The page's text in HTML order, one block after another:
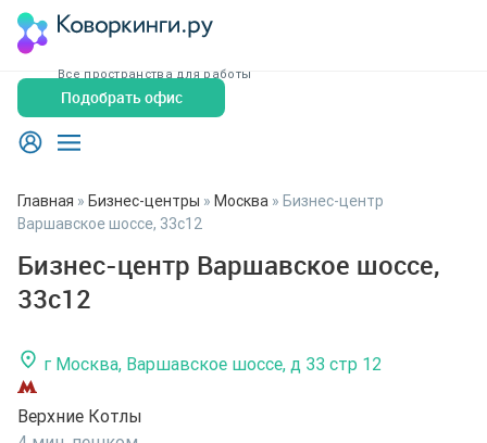
Все пространства для работы
Подобрать офис
Главная » Бизнес-центры » Москва » Бизнес-центр
Варшавское шоссе, 33с12
Бизнес-центр Варшавское шоссе,
33с12
г Москва, Варшавское шоссе, д 33 стр 12
Верхние Котлы